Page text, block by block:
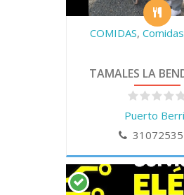
COMIDAS,
TAMALES LA
Puerto